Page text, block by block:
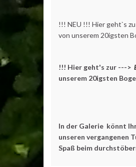
!!! NEU !!! Hier geht`s
von unserem 20igsten
!!! Hier geht's zur --->
unserem 20igsten
In der Galerie könnt
unseren vergangenen
Spaß beim